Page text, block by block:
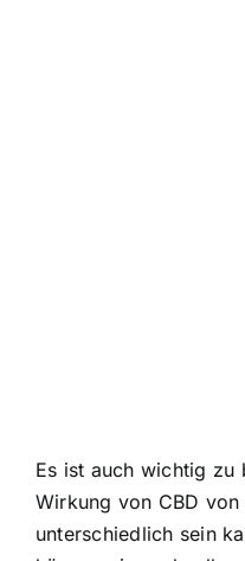
Es ist auch wichtig zu
Wirkung von CBD
unterschiedlich sein